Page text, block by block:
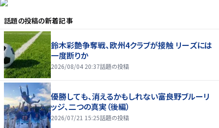
話題の投稿の新着記事
鈴木彩艶争奪戦、欧州4クラブが接触 リーズには
一度断りか
2026/08/04 20:37話題の投稿
優勝しても、消えるかもしれない――富良野ブルーリ
ッジ、二つの真実（後編）
2026/07/21 15:25話題の投稿